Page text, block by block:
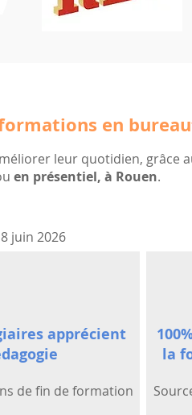
en
leur quotidien, grâce
en présentiel, à Rouen.
juin 2026
apprécient
de fin de formation
la